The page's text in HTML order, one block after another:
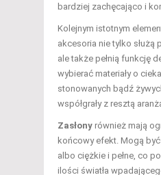
bardziej zachęcająco i
Kolejnym istotnym
akcesoria nie tylko służą
ale także pełnią funkcję
wybierać materiały o
stonowanych bądź
współgrały z resztą
Zasłony również mają
końcowy efekt. Mogą
albo ciężkie i pełne, co
ilości światła